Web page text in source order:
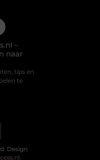
–
naar
tips en
te
Design